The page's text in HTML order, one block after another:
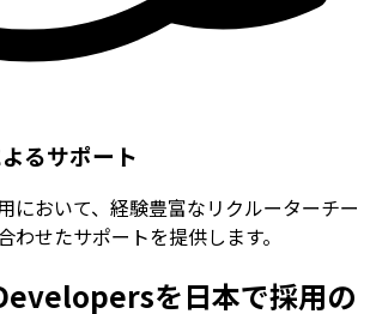
るサポート
において、経験豊富なリクルーターチー
わせたサポートを提供します。
を日本で採用の